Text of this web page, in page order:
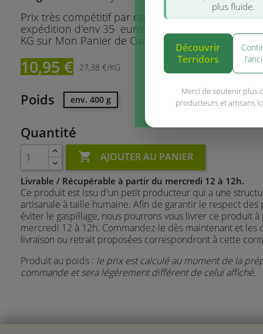
Prix très compétitif par rapport aux prix
expédition d'env 35 euros le KG - contre 27,370
KG sur Mon Panier de Campagne
10,95 € 27,38 €/KG
Poids env. 400 g
Quantité
 AJOUTER AU PANIER
Livrable / Récupérable à partir du mercredi 12 à 12h.
Ce produit est issu d'un petit producteur qui a une
artisanale à taille humaine. Afin de garantir le respect
éviter le gaspillage, nous pourrons vous livrer ce produit
mercredi 12 à 12h. Commandez-le dès maintenant et les
livraison ou retrait proposées correspondront à cette
Produit au poids : le prix est calculé au moment de la
commande et sera légèrement différent de celui affiché.
plus fluide.
Découvrir
Terridors
Merci de soutenir plus
producteurs et artisans